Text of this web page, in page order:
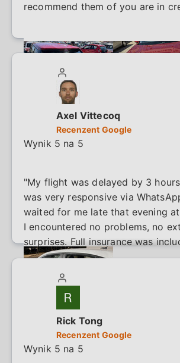
recommend them of you are in
Axel Vittecoq
Recenzent Google
Wynik 5 na 5
"My flight was delayed by 3
was very responsive via
waited for me late that evening
I encountered no problems, no
surprises. Full insurance was
had 71,000 km on it and was
Rick Tong
Recenzent Google
Wynik 5 na 5